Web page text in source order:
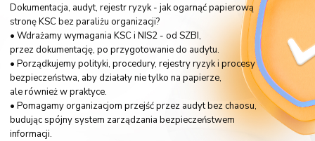
Dokumentacja, audyt, rejestr ryzyk - jak ogarnąć papierową
stronę KSC bez paraliżu organizacji?
• Wdrażamy wymagania KSC i NIS2 - od SZBI,
przez dokumentację, po przygotowanie do audytu.
• Porządkujemy polityki, procedury, rejestry ryzyk i procesy
bezpieczeństwa, aby działały nie tylko na papierze,
ale również w praktyce.
• Pomagamy organizacjom przejść przez audyt bez chaosu,
budując spójny system zarządzania bezpieczeństwem
informacji.